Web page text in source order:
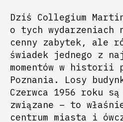
Dziś Collegium
o tych
cenny zabytek, ale
świadek jednego z
momentów w historii
Poznania. Losy
Czerwca 1956 roku
związane – to
centrum miasta i